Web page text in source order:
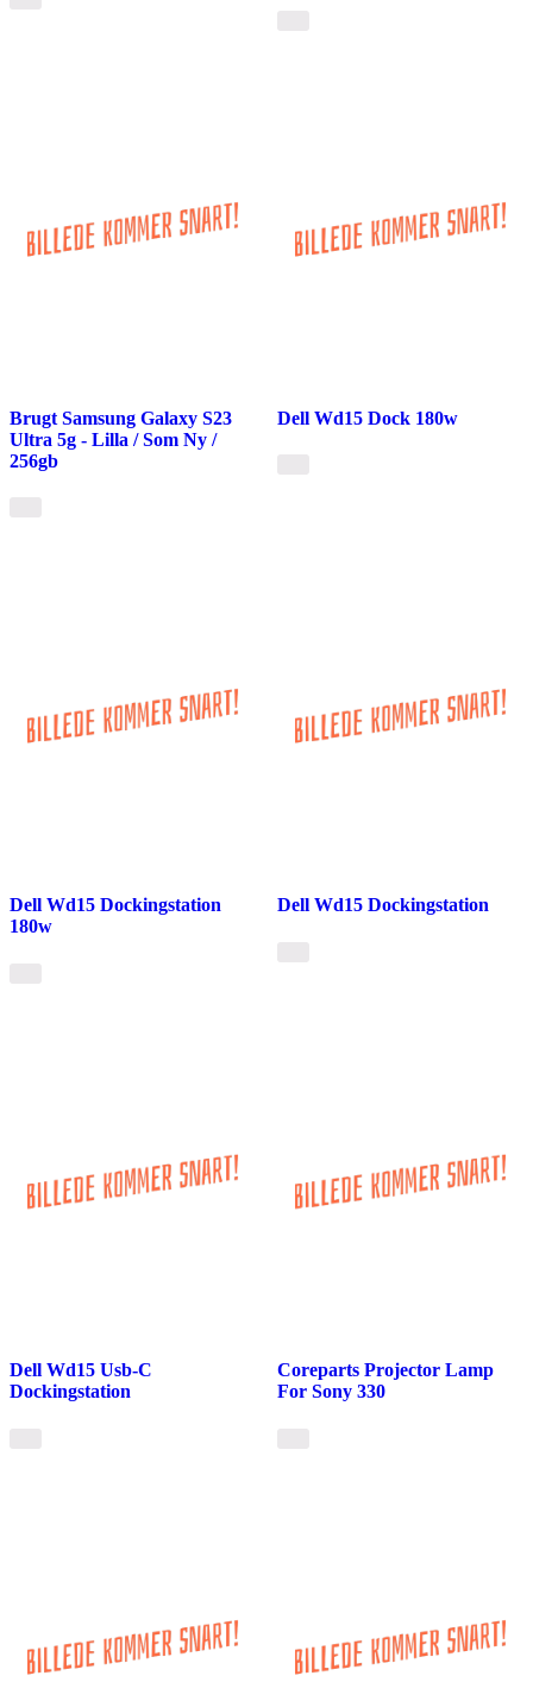
Brugt Samsung Galaxy S23
Ultra 5g - Lilla / Som Ny /
256gb
Dell Wd15 Dock 180w
Dell Wd15 Dockingstation
180w
Dell Wd15 Dockingstation
Dell Wd15 Usb-C
Dockingstation
Coreparts Projector Lamp
For Sony 330